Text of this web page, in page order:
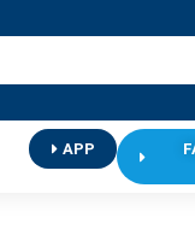
APP